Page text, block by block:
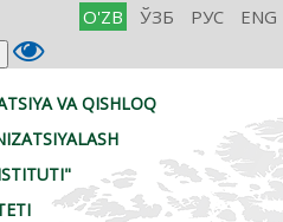
O'ZB ЎЗБ РУС ENG
VA QISHLOQ